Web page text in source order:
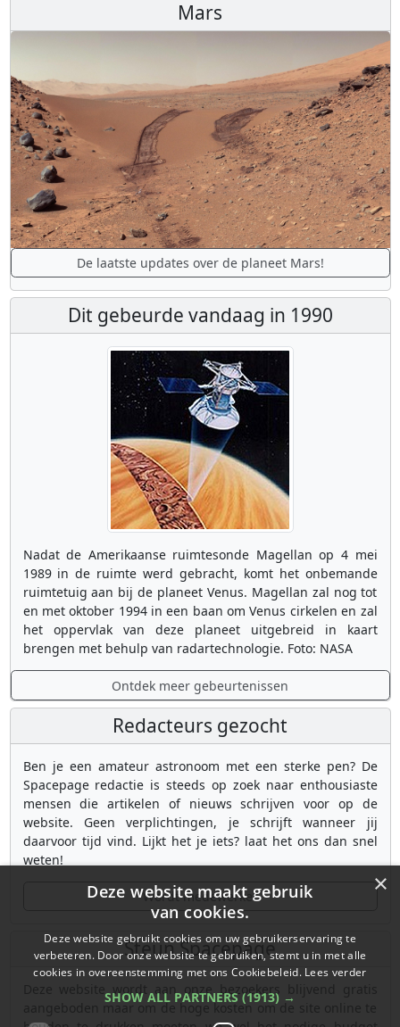
Mars
De laatste updates over de planeet Mars!
Dit gebeurde vandaag in 1990
Nadat de Amerikaanse ruimtesonde Magellan op 4 mei
1989 in de ruimte werd gebracht, komt het onbemande
ruimtetuig aan bij de planeet Venus. Magellan zal nog tot
en met oktober 1994 in een baan om Venus cirkelen en zal
het oppervlak van deze planeet uitgebreid in kaart
brengen met behulp van radartechnologie. Foto: NASA
Ontdek meer gebeurtenissen
Redacteurs gezocht
Ben je een amateur astronoom met een sterke pen? De
Spacepage redactie is steeds op zoek naar enthousiaste
mensen die artikelen of nieuws schrijven voor op de
website. Geen verplichtingen, je schrijft wanneer jij
daarvoor tijd vind. Lijkt het je iets? laat het ons dan snel
weten!
Wordt medewerker
Steun Spacepage
Deze website wordt aan onze bezoekers blijvend gratis
aangeboden maar om de hoge kosten om de site online te
×
Deze website maakt gebruik
van cookies.
Deze website gebruikt cookies om uw gebruikerservaring te
verbeteren. Door onze website te gebruiken, stemt u in met alle
cookies in overeenstemming met ons Cookiebeleid. Lees verder
SHOW ALL PARTNERS (1913) →